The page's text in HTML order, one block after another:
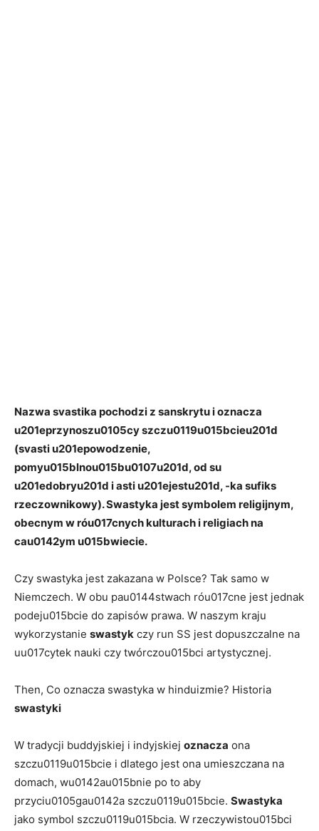
Nazwa svastika pochodzi z sanskrytu ioznacza
u201eprzynoszu0105cy szczu0119u015bcieu201d
(svasti u201epowodzenie,
pomyu015blnou015bu0107u201d, od su
u201edobryu201d i asti u201ejestu201d, -ka sufiks
rzeczownikowy).Swastyka jest symbolem religijnym,
obecnym w róu017cnych kulturach i religiach na
cau0142ym u015bwiecie.
Czy swastyka jest zakazana w Polsce? Tak samo w
Niemczech. W obu pau0144stwach róu017cne jest jednak
podeju015bcie do zapisów prawa. W naszym kraju
wykorzystanie swastyk czy run SS jest dopuszczalne na
uu017cytek nauki czy twórczou015bci artystycznej.
Then, Co oznacza swastyka w hinduizmie? Historia
swastyki
W tradycji buddyjskiej i indyjskiej oznacza ona
szczu0119u015bcie i dlatego jest ona umieszczana na
domach, wu0142au015bnie po to aby
przyciu0105gau0142a szczu0119u015bcie. Swastyka
jako symbol szczu0119u015bcia. W rzeczywistou015bci